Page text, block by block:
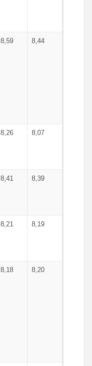
8,59 8,44
8,26 8,07
8,41 8,39
8,21 8,19
8,18 8,20